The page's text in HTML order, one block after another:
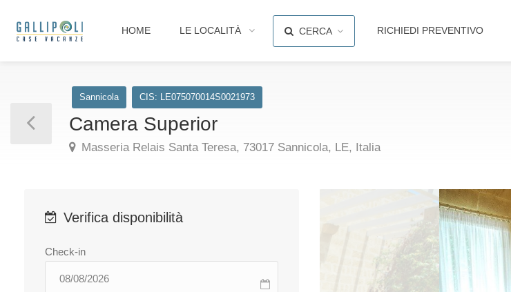
HOME LE LOCALITÀ CERCA RICHIEDI PREVENTIVO
Sannicola CIS: LE075070014S0021973
Camera Superior
Masseria Relais Santa Teresa, 73017 Sannicola, LE, Italia
Verifica disponibilità
Check-in